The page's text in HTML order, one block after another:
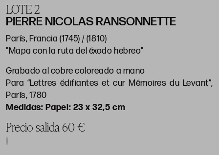
LOTE 2
PIERRE NICOLAS RANSONNETTE
París, Francia (1745) / (1810)
"Mapa con la ruta del éxodo hebreo"
Grabado al cobre coloreado a mano
Para “Lettres édifiantes et cur Mémoires du Levant”,
París, 1780
Papel: 23 x 32,5 cm
Precio salida 60 €